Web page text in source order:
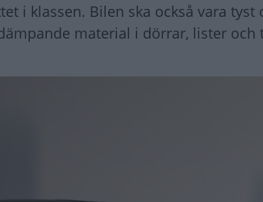
i klassen. Bilen ska också vara tyst
material i dörrar, lister och